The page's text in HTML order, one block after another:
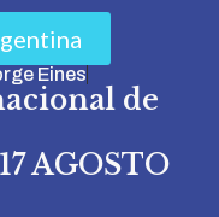
Eines
de
AGOSTO